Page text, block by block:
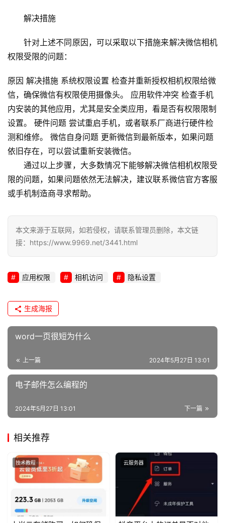
服
网
站
运
维
网
安
全
u
运
解决措施
针对上述不同原因，可以采取以下措施来解决微信相机
权限受限的问题：
原因 解决措施 系统权限设置 检查并重新授权相机权限给微
信，确保微信有权限使用摄像头。 应用软件冲突 检查手机
内安装的其他应用，尤其是安全类应用，看是否有权限限制
设置。 硬件问题 尝试重启手机，或者联系厂商进行硬件检
测和维修。 微信自身问题 更新微信到最新版本，如果问题
依旧存在，可以尝试重新安装微信。
通过以上步骤，大多数情况下能够解决微信相机权限受
限的问题，如果问题依然无法解决，建议联系微信官方客服
或手机制造商寻求帮助。
本文来源于互联网，如若侵权，请联系管理员删除，本文链
接：https://www.9969.net/3441.html
应用权限 相机访问 隐私设置
生成海报
word一页很短为什么
上一篇 2024年5月27日 13:01
电子邮件怎么编程的
下一篇
2024年5月27日 13:01
相关推荐
技术教程 云服务器